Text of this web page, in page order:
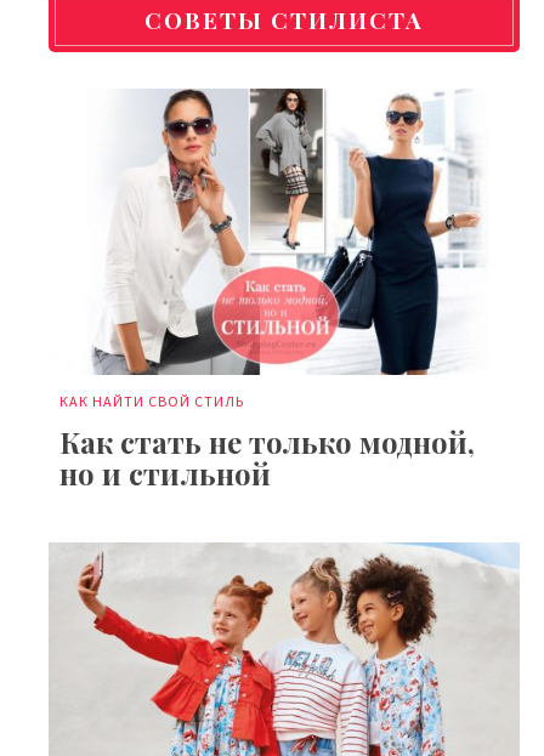
СОВЕТЫ СТИЛИСТА
КАК НАЙТИ СВОЙ СТИЛЬ
Как стать не только модной,
но и стильной